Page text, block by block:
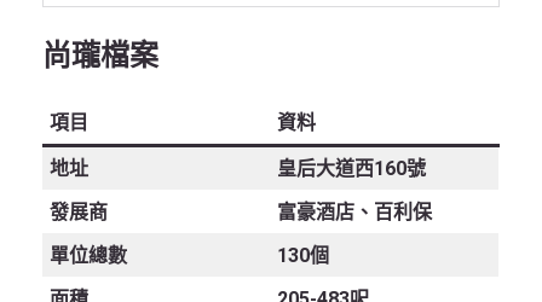
尚瓏檔案
項目
資料
地址
皇后大道西160號
發展商
富豪酒店、百利保
單位總數
130個